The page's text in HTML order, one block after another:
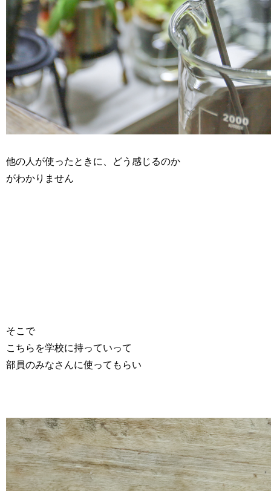
他の人が使ったときに、どう感じるのか
がわかりません
そこで
こちらを学校に持っていって
部員のみなさんに使ってもらい